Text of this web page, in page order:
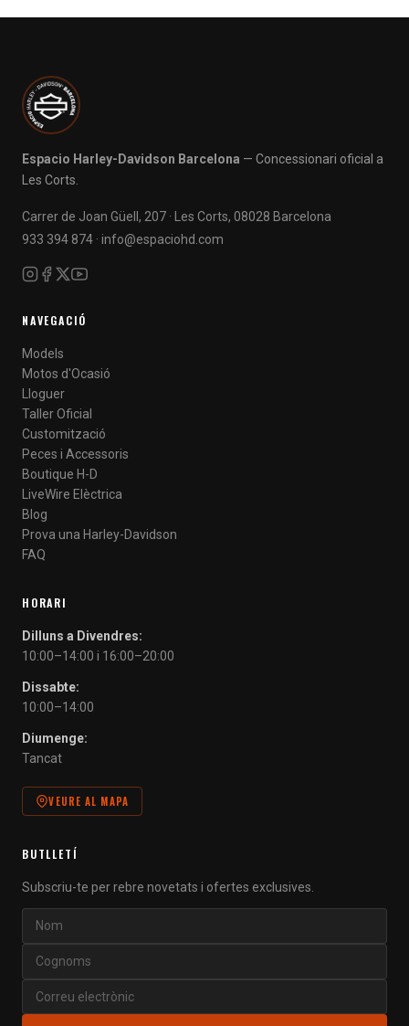
Espacio Harley-Davidson Barcelona — Concessionari oficial a
Les Corts.
Carrer de Joan Güell, 207 · Les Corts, 08028 Barcelona
933 394 874 · info@espaciohd.com
NAVEGACIÓ
Models
Motos d'Ocasió
Lloguer
Taller Oficial
Customització
Peces i Accessoris
Boutique H-D
LiveWire Elèctrica
Blog
Prova una Harley-Davidson
FAQ
HORARI
Dilluns a Divendres:
10:00–14:00 i 16:00–20:00
Dissabte:
10:00–14:00
Diumenge:
Tancat
VEURE AL MAPA
BUTLLETÍ
Subscriu-te per rebre novetats i ofertes exclusives.